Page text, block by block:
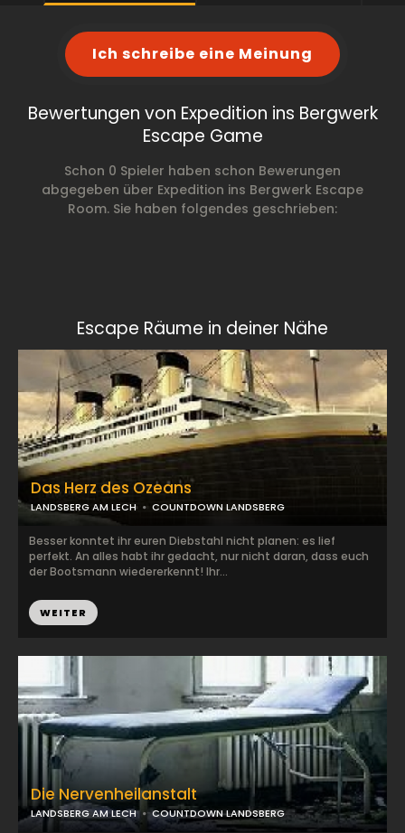
Ich schreibe eine Meinung
Bewertungen von Expedition ins Bergwerk
Escape Game
Schon 0 Spieler haben schon Bewerungen
abgegeben über Expedition ins Bergwerk Escape
Room. Sie haben folgendes geschrieben:
Escape Räume in deiner Nähe
Das Herz des Ozeans
LANDSBERG AM LECH COUNTDOWN LANDSBERG
Besser konntet ihr euren Diebstahl nicht planen: es lief
perfekt. An alles habt ihr gedacht, nur nicht daran, dass euch
der Bootsmann wiedererkennt! Ihr...
WEITER
Die Nervenheilanstalt
LANDSBERG AM LECH COUNTDOWN LANDSBERG